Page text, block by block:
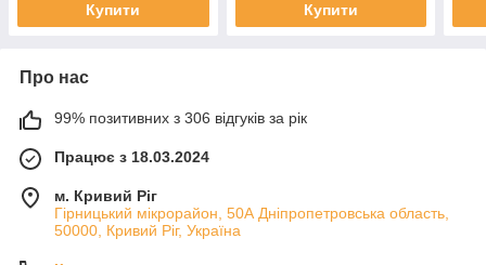
Купити Купити
Про нас
99% позитивних з 306 відгуків за рік
Працює з 18.03.2024
м. Кривий Ріг
Гірницький мікрорайон, 50А Дніпропетровська область,
50000, Кривий Ріг, Україна